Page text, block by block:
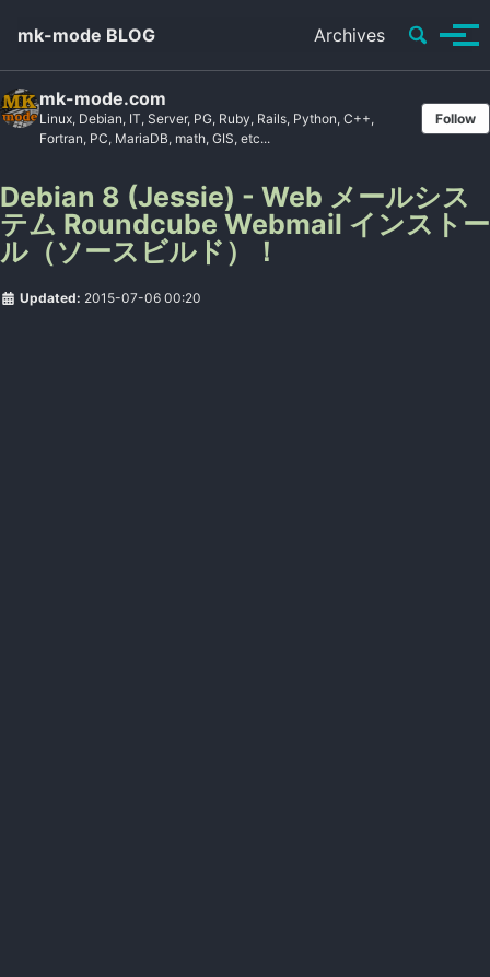
mk-mode BLOG Archives Toggle
mk-mode.com
Linux, Debian, IT, Server, PG, Ruby, Rails, Python, C++,
Fortran, PC, MariaDB, math, GIS, etc...
Follow
Debian 8 (Jessie) - Web メールシス
テム Roundcube Webmail インストー
ル（ソースビルド）！
Updated: 2015-07-06 00:20